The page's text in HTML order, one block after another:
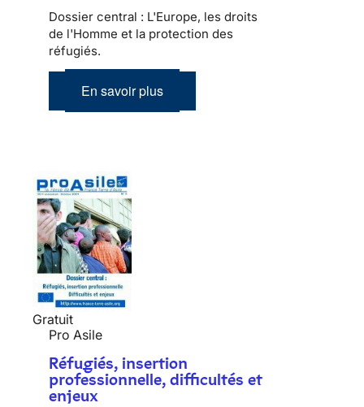
Dossier central : L'Europe, les droits
de l'Homme et la protection des
réfugiés.
En savoir plus
Gratuit
Pro Asile
Réfugiés, insertion
professionnelle, difficultés et
enjeux